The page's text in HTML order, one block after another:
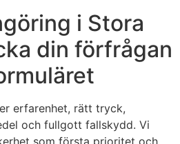
i Stora
din förfrågan
erfarenhet, rätt tryck,
och fullgott fallskydd. Vi
som första prioritet och